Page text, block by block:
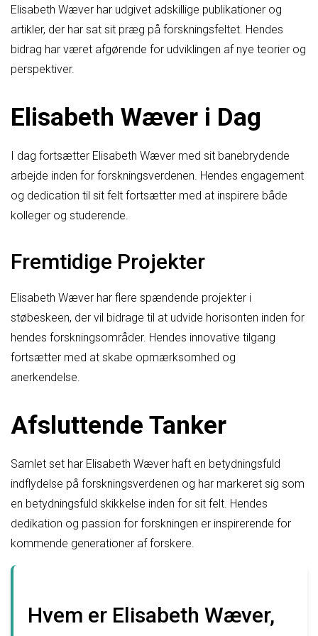
Elisabeth Wæver har udgivet adskillige publikationer og
artikler, der har sat sit præg på forskningsfeltet. Hendes
bidrag har været afgørende for udviklingen af nye teorier og
perspektiver.
Elisabeth Wæver i Dag
I dag fortsætter Elisabeth Wæver med sit banebrydende
arbejde inden for forskningsverdenen. Hendes engagement
og dedication til sit felt fortsætter med at inspirere både
kolleger og studerende.
Fremtidige Projekter
Elisabeth Wæver har flere spændende projekter i
støbeskeen, der vil bidrage til at udvide horisonten inden for
hendes forskningsområder. Hendes innovative tilgang
fortsætter med at skabe opmærksomhed og
anerkendelse.
Afsluttende Tanker
Samlet set har Elisabeth Wæver haft en betydningsfuld
indflydelse på forskningsverdenen og har markeret sig som
en betydningsfuld skikkelse inden for sit felt. Hendes
dedikation og passion for forskningen er inspirerende for
kommende generationer af forskere.
Hvem er Elisabeth Wæver,